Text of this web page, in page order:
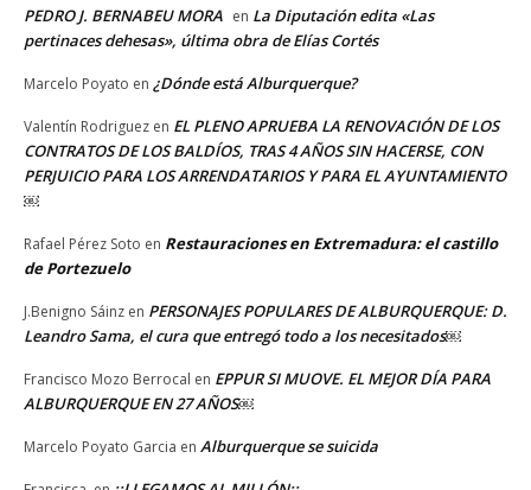
PEDRO J. BERNABEU MORA en La Diputación edita «Las
pertinaces dehesas», última obra de Elías Cortés
Marcelo Poyato en ¿Dónde está Alburquerque?
Valentín Rodriguez en EL PLENO APRUEBA LA RENOVACIÓN DE LOS
CONTRATOS DE LOS BALDÍOS, TRAS 4 AÑOS SIN HACERSE, CON
PERJUICIO PARA LOS ARRENDATARIOS Y PARA EL AYUNTAMIENTO
￼
Rafael Pérez Soto en Restauraciones en Extremadura: el castillo
de Portezuelo
J.Benigno Sáinz en PERSONAJES POPULARES DE ALBURQUERQUE: D.
Leandro Sama, el cura que entregó todo a los necesitados￼
Francisco Mozo Berrocal en EPPUR SI MUOVE. EL MEJOR DÍA PARA
ALBURQUERQUE EN 27 AÑOS￼
Marcelo Poyato Garcia en Alburquerque se suicida